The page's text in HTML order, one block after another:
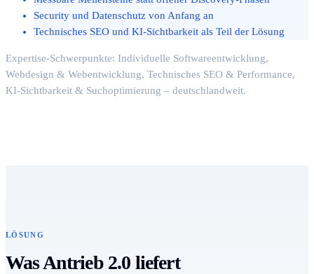
Security und Datenschutz von Anfang an
Technisches SEO und KI-Sichtbarkeit als Teil der Lösung
Expertise-Schwerpunkte: Individuelle Softwareentwicklung,
Webdesign & Webentwicklung, Technisches SEO & Performance,
KI-Sichtbarkeit & Suchoptimierung – deutschlandweit.
LÖSUNG
Was Antrieb 2.0 liefert